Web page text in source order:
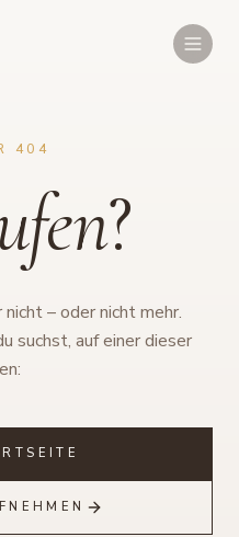
404
?
– oder nicht mehr.
suchst, auf einer dieser